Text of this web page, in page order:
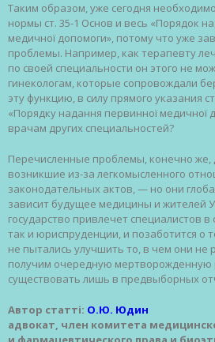
Таким образом, уже сегодня
нормы ст. 35-1 Основ и весь «Порядок
медичної допомоги», потому что уже
проблемы. Например, как терапевту
по своей специальности он этого не
гинекологам, которые сопровождали
эту функцию, в силу прямого указания
«Порядку надання первинної медичної
врачам других специальностей?
Перечисленные проблемы, конечно же,
возникшие из-за легкомысленного
законодательных актов, — но они
зависит будущее медицины и жителей
государство привлечет специалистов
так и юриспруденции, и позаботится о
не пытались улучшить то, в чем они не
получим очередную мертворожденную
существовать лишь в предвыборных
Автор статті: О.Ю. Юдин
адвокат, член комитета